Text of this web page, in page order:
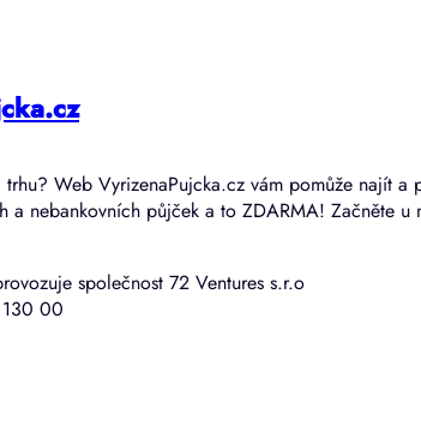
Web VyrizenaPujcka.cz vám pomůže najít a
a nebankovních půjček a to ZDARMA! Začněte u
společnost 72 Ventures s.r.o
00